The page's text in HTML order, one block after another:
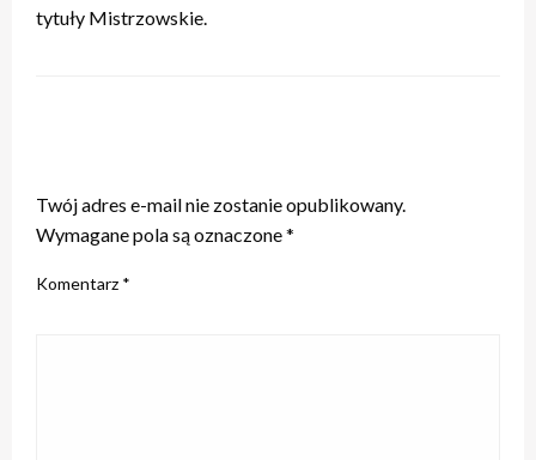
tytuły Mistrzowskie.
Twój adres e-mail nie zostanie opublikowany.
Wymagane pola są oznaczone*
Komentarz *